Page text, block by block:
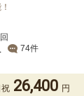
74件
祝 26,400 円